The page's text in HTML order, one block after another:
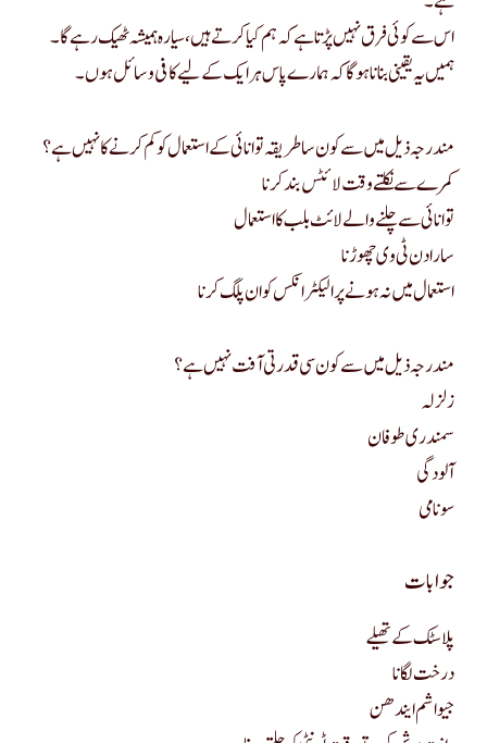
اس سے کوئی فرق نہیں پڑتا ہے کہ ہم کیا کرتے ہیں، سیارہ ہمیشہ ٹھیک رہے گا۔
ہمیں یہ یقینی بنانا ہوگا کہ ہمارے پاس ہر ایک کے لیے کافی وسائل ہوں۔
مندرجہ ذیل میں سے کون سا طریقہ توانائی کے استعمال کو کم کرنے کا نہیں ہے؟
کمرے سے نکلتے وقت لائٹس بند کرنا
توانائی سے چلنے والے لائٹ بلب کا استعمال
سارا دن ٹی وی چھوڑنا
استعمال میں نہ ہونے پر الیکٹرانکس کو ان پلگ کرنا
مندرجہ ذیل میں سے کون سی قدرتی آفت نہیں ہے؟
زلزلہ
سمندری طوفان
آلودگی
سونامی
جوابات
پلاسٹک کے تھیلے
درخت لگانا
جیواشم ایندھن